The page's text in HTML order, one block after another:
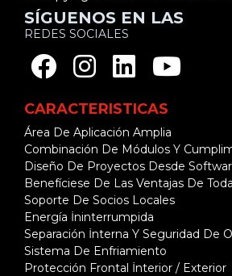
SÍGUENOS EN LAS
REDES SOCIALES
CARACTERISTICAS
Área De Aplicación Amplia
Combinación De Módulos Y
Diseño De Proyectos Desde
Benefíciese De Las Ventajas De
Soporte De Socios Locales
Energía İninterrumpida
Separación İnterna Y Seguridad De
Sistema De Enfriamiento
Protección Frontal İnterior / Exterior